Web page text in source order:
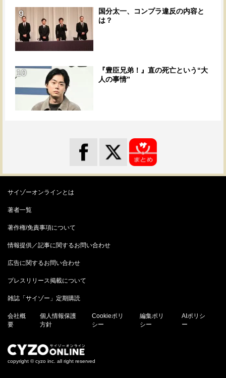
9
国分太一、コンプラ違反の内容と
は？
10
『豊臣兄弟！』直の死亡という“大
人の事情”
サイゾーオンラインとは
著者一覧
著作権/免責事項について
情報提供／記事に関するお問い合わせ
広告に関するお問い合わせ
プレスリリース掲載について
雑誌「サイゾー」定期購読
会社概
要
個人情報保護
方針
Cookieポリ
シー
編集ポリ
シー
AIポリシ
ー
copyright © cyzo inc. all right reserved